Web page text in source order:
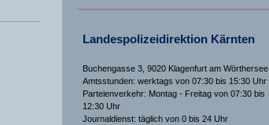
Landespolizeidirektion Kärnten
Buchengasse 3, 9020 Klagenfurt am Wörthersee
Amtsstunden: werktags von 07:30 bis 15:30 Uhr
Parteienverkehr: Montag - Freitag von 07:30 bis
12:30 Uhr
Journaldienst: täglich von 0 bis 24 Uhr